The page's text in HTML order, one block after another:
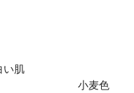
小麦色